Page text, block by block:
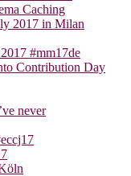
Caching
2017 in Milan
#mm17de
Contribution Day
never